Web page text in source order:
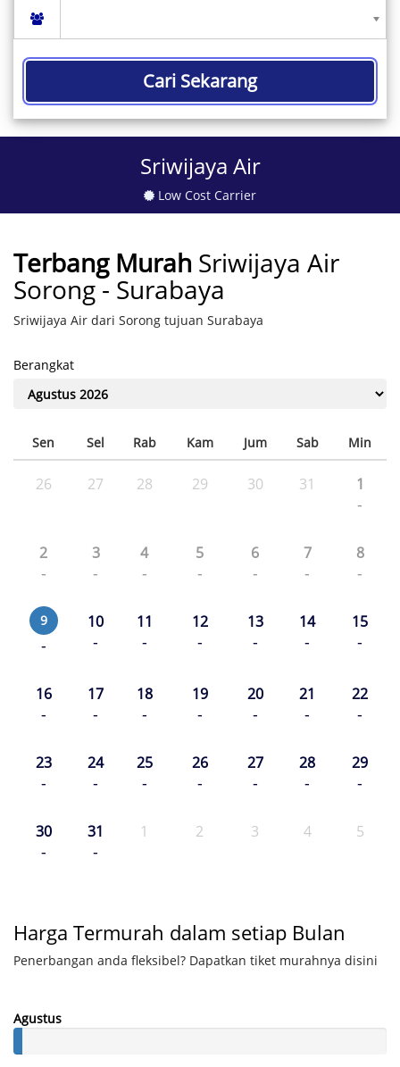
Cari Sekarang
Sriwijaya Air
Low Cost Carrier
Terbang Murah Sriwijaya Air
Sorong - Surabaya
Sriwijaya Air dari Sorong tujuan Surabaya
Berangkat
Sen Sel Rab Kam Jum Sab Min
26 27 28 29 30 31 1
-
2
-
3
-
4
-
5
-
6
-
7
-
8
-
9
-
10
-
11
-
12
-
13
-
14
-
15
-
16
-
17
-
18
-
19
-
20
-
21
-
22
-
23
-
24
-
25
-
26
-
27
-
28
-
29
-
30
-
31
-
1 2 3 4 5
Harga Termurah dalam setiap Bulan
Penerbangan anda fleksibel? Dapatkan tiket murahnya disini
Agustus